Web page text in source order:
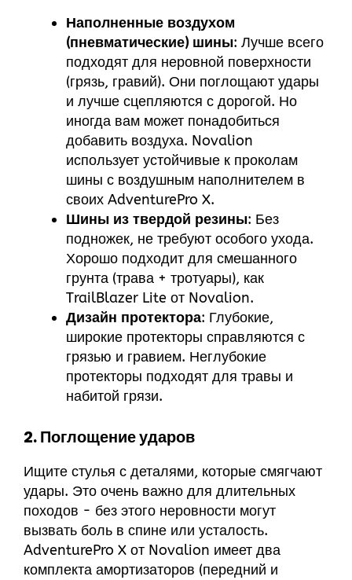
Наполненные воздухом
(пневматические) шины: Лучше всего
подходят для неровной поверхности
(грязь, гравий). Они поглощают удары
и лучше сцепляются с дорогой. Но
иногда вам может понадобиться
добавить воздуха. Novalion
использует устойчивые к проколам
шины с воздушным наполнителем в
своих AdventurePro X.
Шины из твердой резины: Без
подножек, не требуют особого ухода.
Хорошо подходит для смешанного
грунта (трава + тротуары), как
TrailBlazer Lite от Novalion.
Дизайн протектора: Глубокие,
широкие протекторы справляются с
грязью и гравием. Неглубокие
протекторы подходят для травы и
набитой грязи.
2. Поглощение ударов
Ищите стулья с деталями, которые смягчают
удары. Это очень важно для длительных
походов - без этого неровности могут
вызвать боль в спине или усталость.
AdventurePro X от Novalion имеет два
комплекта амортизаторов (передний и